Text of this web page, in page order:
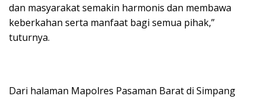
dan masyarakat semakin harmonis dan membawa
keberkahan serta manfaat bagi semua pihak,”
tuturnya.
Dari halaman Mapolres Pasaman Barat di Simpang